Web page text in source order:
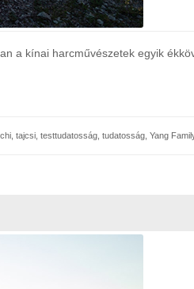
a kínai harcművészetek egyik
tajcsi testtudatosság tudatosság Yang